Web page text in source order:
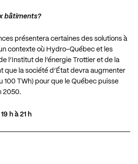
bâtiments?
présentera certaines des solutions à
contexte où Hydro-Québec et les
l’Institut de l’énergie Trottier et de la
que la société d’État devra augmenter
100 TWh) pour que le Québec puisse
2050.
h à 21 h